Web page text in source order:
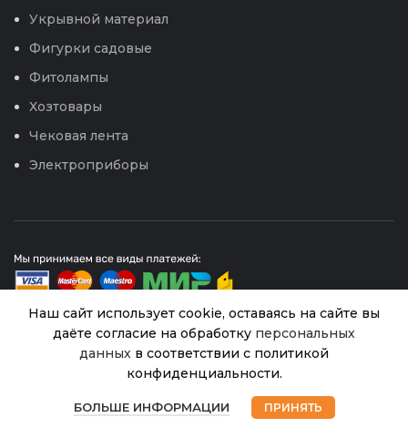
Укрывной материал
Фигурки садовые
Фитолампы
Хозтовары
Чековая лента
Электроприборы
Интернет магазин Успех. ИП Хрипунов Сергей
Александрович
ИНН 420800180243 / ОГРНИП 304420530300327
Все права защищены. Персональные данные.
Наш сайт использует cookie, оставаясь на сайте вы
даёте согласие на обработку персональных
данных в соответствии с политикой
конфиденциальности.
БОЛЬШЕ ИНФОРМАЦИИ ПРИНЯТЬ
Цв.Бархатцы
пряник F1 65.00 ₽
наличии
Магазин Избранное Корзина Мой аккаунт